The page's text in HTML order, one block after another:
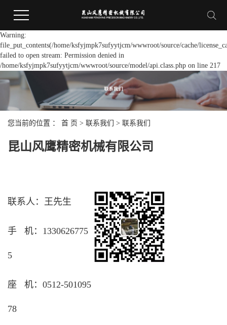
Warning:
file_put_contents(/home/ksfyjmpk7sufyytjcm/wwwroot/source/cache/
failed to open stream: Permission denied in
/home/ksfyjmpk7sufyytjcm/wwwroot/source/model/api.class.php on line 217
您当前的位置 ： 首 页 > 联系我们 > 联系我们
昆山风鹰精密机械有限公司
联系人：王先生
手 机：1330626775
5
座 机：0512-501095
78